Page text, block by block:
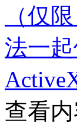
（仅
法一
查看